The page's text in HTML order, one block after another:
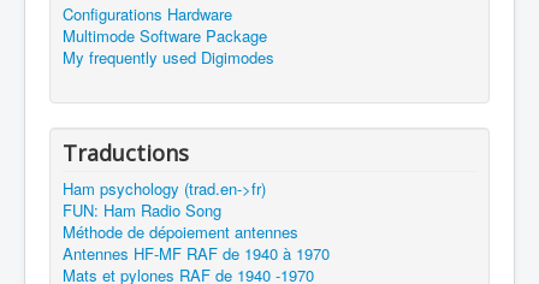
Configurations Hardware
Multimode Software Package
My frequently used Digimodes
Traductions
Ham psychology (trad.en->fr)
FUN: Ham Radio Song
Méthode de dépoiement antennes
Antennes HF-MF RAF de 1940 à 1970
Mats et pylones RAF de 1940 -1970